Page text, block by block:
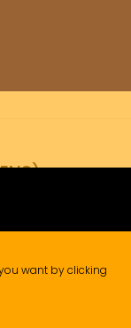
want by clicking